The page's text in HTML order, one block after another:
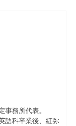
事務所代表。
語科卒業後、紅弥